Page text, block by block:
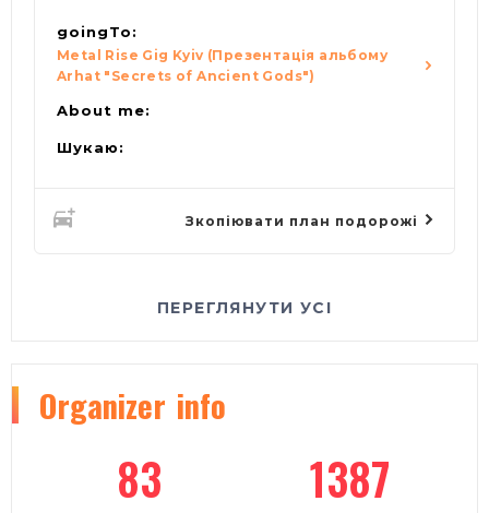
goingTo:
Metal Rise Gig Kyiv (Презентація альбому
Arhat "Secrets of Ancient Gods")
About me:
Шукаю:
Зкопіювати план подорожі
ПЕРЕГЛЯНУТИ УСІ
Organizer info
83 1387